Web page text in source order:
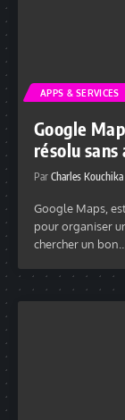
APPS & SERVICES
Google
résolu
Par Charles Kouchika
Google Maps,
pour organiser
chercher un bon…